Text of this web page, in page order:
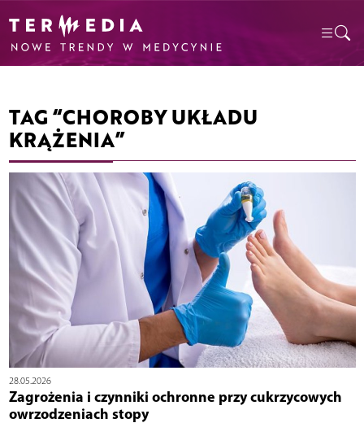
TAG “CHOROBY UKŁADU
KRĄŻENIA”
28.05.2026
Zagrożenia i czynniki ochronne przy cukrzycowych
owrzodzeniach stopy